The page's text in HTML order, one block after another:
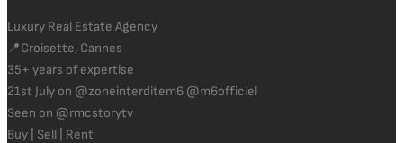
Luxury Real Estate Agency
📍Croisette, Cannes
35+ years of expertise
21st July on @zoneinterditem6 @m6officiel
Seen on @rmcstorytv
Buy | Sell | Rent